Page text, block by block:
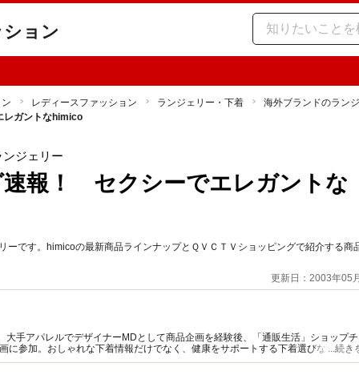
ョン
レディースファッション ランジェリー・下着
海外ブランドのラン
レガントなhimico
ンジェリー
速報！ セクシーでエレガントな
ーです。himicoの最新商品ラインナップとＱＶＣＴＶショッピングで紹介する商
更新日：2003年05
大手アパレルでデザイナーMDとして商品企画を経験後、「通販生活」ショップ
に参加。おしゃれな下着情報だけでなく、健康をサポートする下着選びなど、フ
精通した下着情報を発信。
...続き